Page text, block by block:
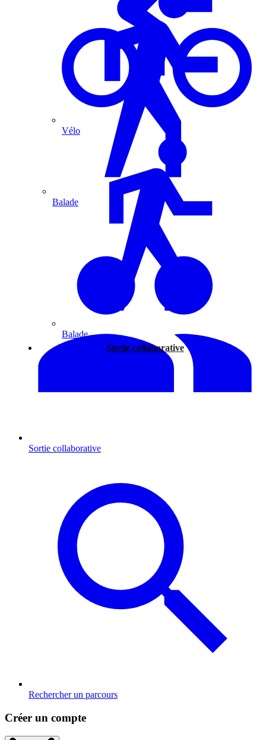
Vélo
Balade
Sortie collaborative
Balade
Sortie collaborative
Rechercher un parcours
Créer un compte